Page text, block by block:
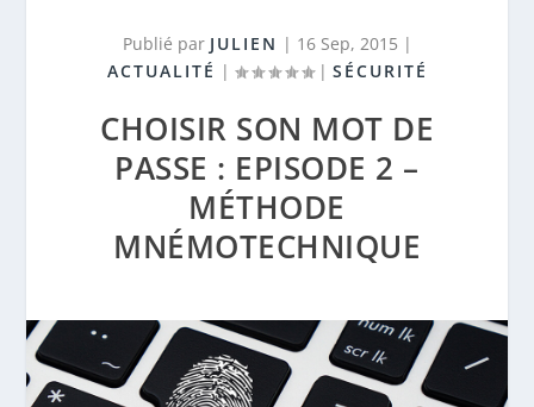
Publié par JULIEN | 16 Sep, 2015 |
ACTUALITÉ | | SÉCURITÉ
CHOISIR SON MOT DE
PASSE : EPISODE 2 –
MÉTHODE
MNÉMOTECHNIQUE